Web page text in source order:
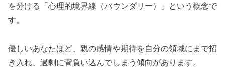
を分ける「心理的境界線（バウンダリー）」という概念で
す。
優しいあなたほど、親の感情や期待を自分の領域にまで招
き入れ、過剰に背負い込んでしまう傾向があります。